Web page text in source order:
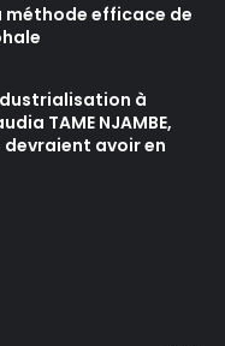
méthode efficace de
à
TAME NJAMBE,
devraient avoir en